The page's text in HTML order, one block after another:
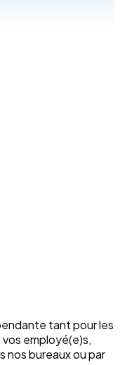
tant pour les
employé(e)s,
bureaux ou par